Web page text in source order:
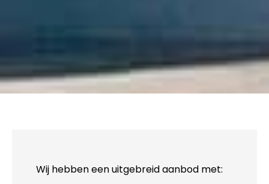
Wij hebben een uitgebreid aanbod met: